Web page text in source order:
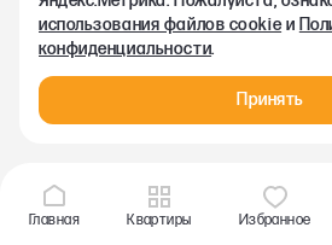
исключительно информационный
условиях не является публичной
Главная Квартиры Избранное
использования файлов cookieи
конфиденциальности.
Принять